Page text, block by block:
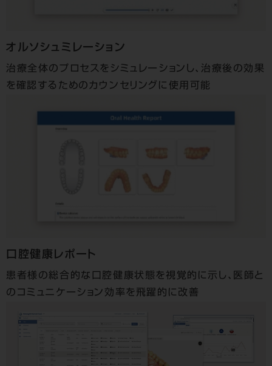
オルソシュミレーション
治療全体のプロセスをシミュレーションし、治療後の効果
を確認するためのカウンセリングに使用可能
口腔健康レポート
患者様の総合的な口腔健康状態を視覚的に示し、医師と
のコミュニケーション効率を飛躍的に改善